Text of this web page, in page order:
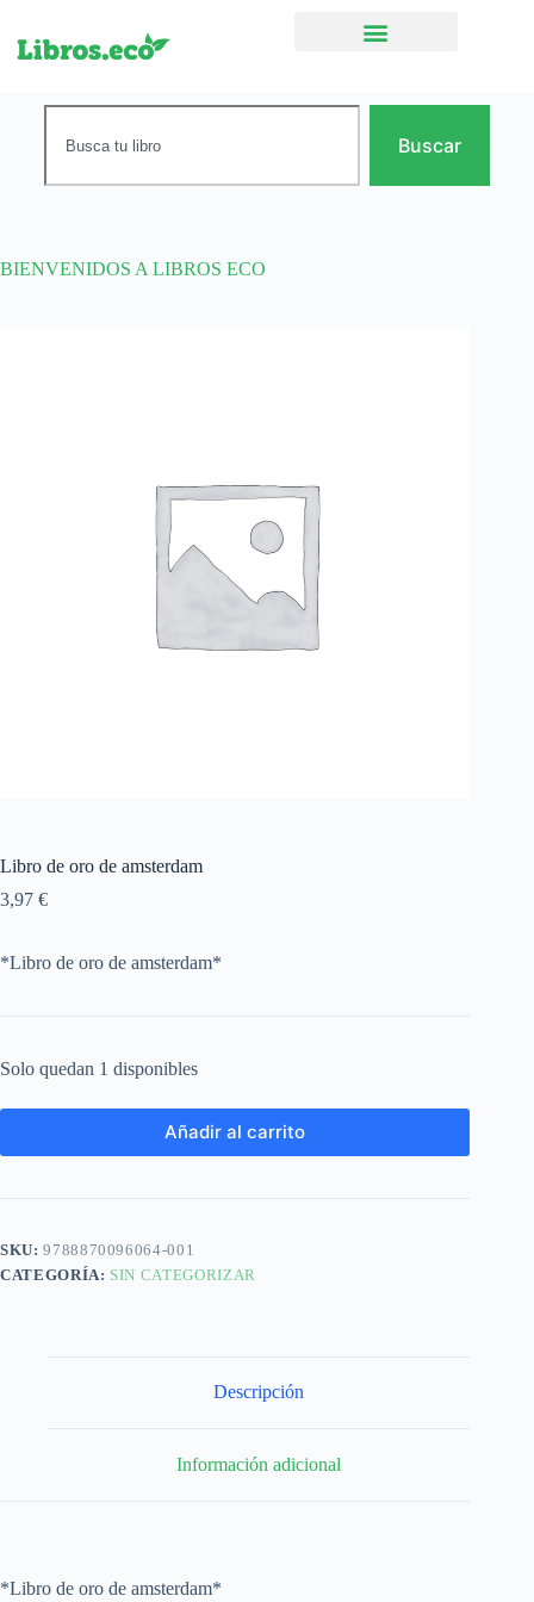
Buscar
BIENVENIDOS A LIBROS ECO
Libro de oro de amsterdam
3,97 €
*Libro de oro de amsterdam*
Solo quedan 1 disponibles
Añadir al carrito
SKU:9788870096064-001
CATEGORÍA: SIN CATEGORIZAR
Descripción
Información adicional
*Libro de oro de amsterdam*